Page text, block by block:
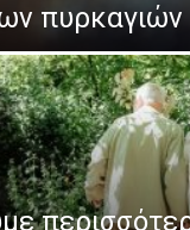
πυρκαγιών